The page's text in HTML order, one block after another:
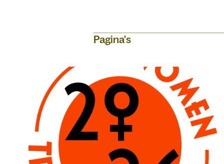
Pagina's